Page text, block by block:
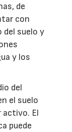
de
con
del suelo y
y los
del
el suelo
activo. El
puede